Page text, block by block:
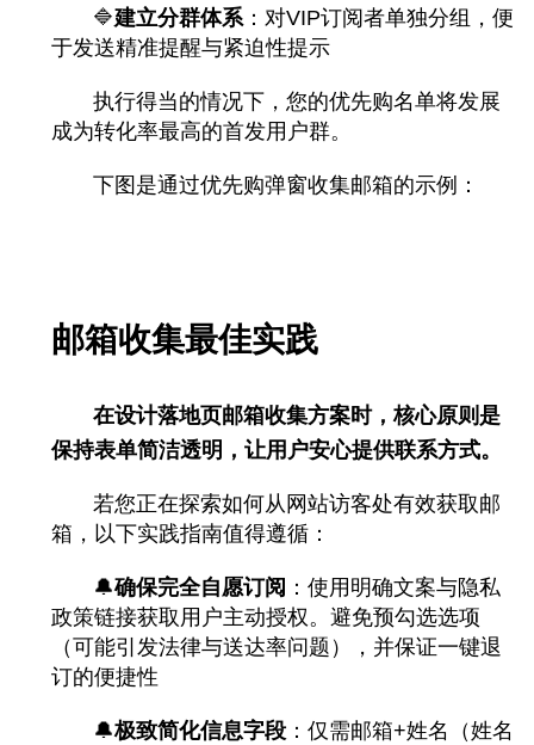
🔷建立分群体系：对VIP订阅者单独分组，便
于发送精准提醒与紧迫性提示
执行得当的情况下，您的优先购名单将发展
成为转化率最高的首发用户群。
下图是通过优先购弹窗收集邮箱的示例：
邮箱收集最佳实践
在设计落地页邮箱收集方案时，核心原则是
保持表单简洁透明，让用户安心提供联系方式。
若您正在探索如何从网站访客处有效获取邮
箱，以下实践指南值得遵循：
🔔确保完全自愿订阅 ：使用明确文案与隐私
政策链接获取用户主动授权。避免预勾选选项
（可能引发法律与送达率问题），并保证一键退
订的便捷性
🔔极致简化信息字段 ：仅需邮箱+姓名（姓名